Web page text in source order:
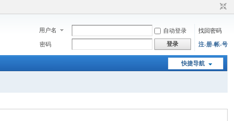
用户名 自动登录
找回密码
密码
登录 注-册-帐-号
快捷导航